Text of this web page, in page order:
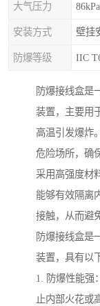
大气压力
安装方式 壁挂
防爆等级 IIC
防爆接线盒是
装置，主要用
高温引发爆炸
危险场所，确
采用高强度材
能够有效隔离
接触，从而避
防爆接线盒是
装置，具有以
1. 防爆性能强
止内部火花或